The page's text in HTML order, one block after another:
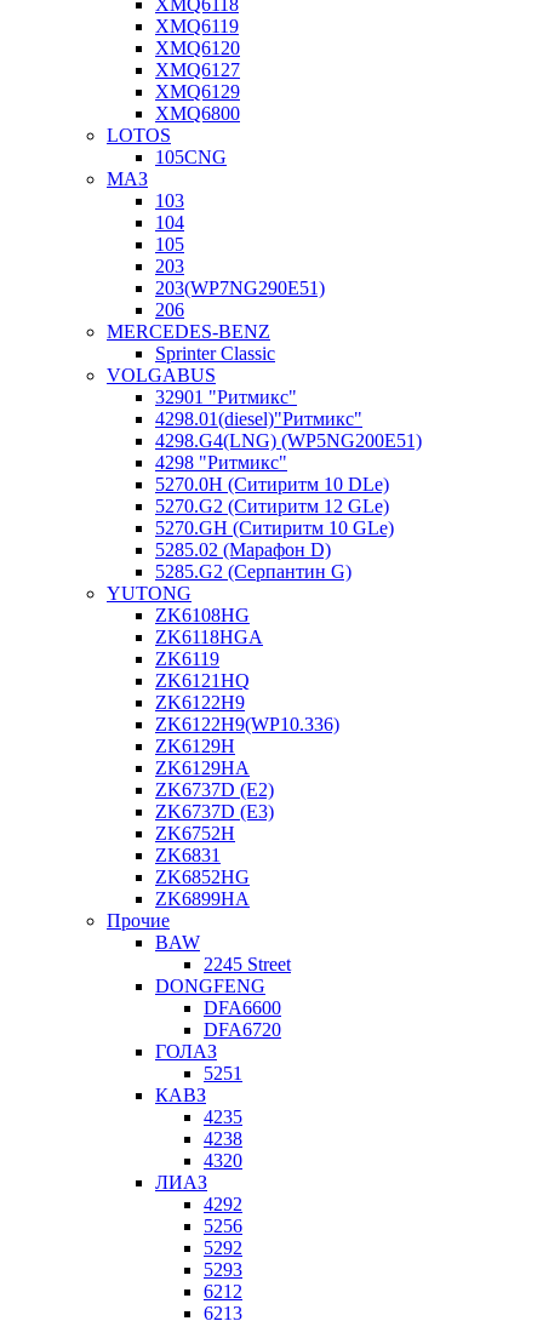
XMQ6118
XMQ6119
XMQ6120
XMQ6127
XMQ6129
XMQ6800
LOTOS
105CNG
МАЗ
103
104
105
203
203(WP7NG290E51)
206
MERCEDES-BENZ
Sprinter Classic
VOLGABUS
32901 "Ритмикc"
4298.01(diesel)"Ритмикс"
4298.G4(LNG) (WP5NG200E51)
4298 "Ритмикс"
5270.0H (Ситиритм 10 DLe)
5270.G2 (Ситиритм 12 GLe)
5270.GH (Ситиритм 10 GLe)
5285.02 (Марафон D)
5285.G2 (Серпантин G)
YUTONG
ZK6108HG
ZK6118HGA
ZK6119
ZK6121HQ
ZK6122H9
ZK6122H9(WP10.336)
ZK6129H
ZK6129HA
ZK6737D (E2)
ZK6737D (E3)
ZK6752H
ZK6831
ZK6852HG
ZK6899HA
Прочие
BAW
2245 Street
DONGFENG
DFA6600
DFA6720
ГОЛАЗ
5251
КАВЗ
4235
4238
4320
ЛИАЗ
4292
5256
5292
5293
6212
6213